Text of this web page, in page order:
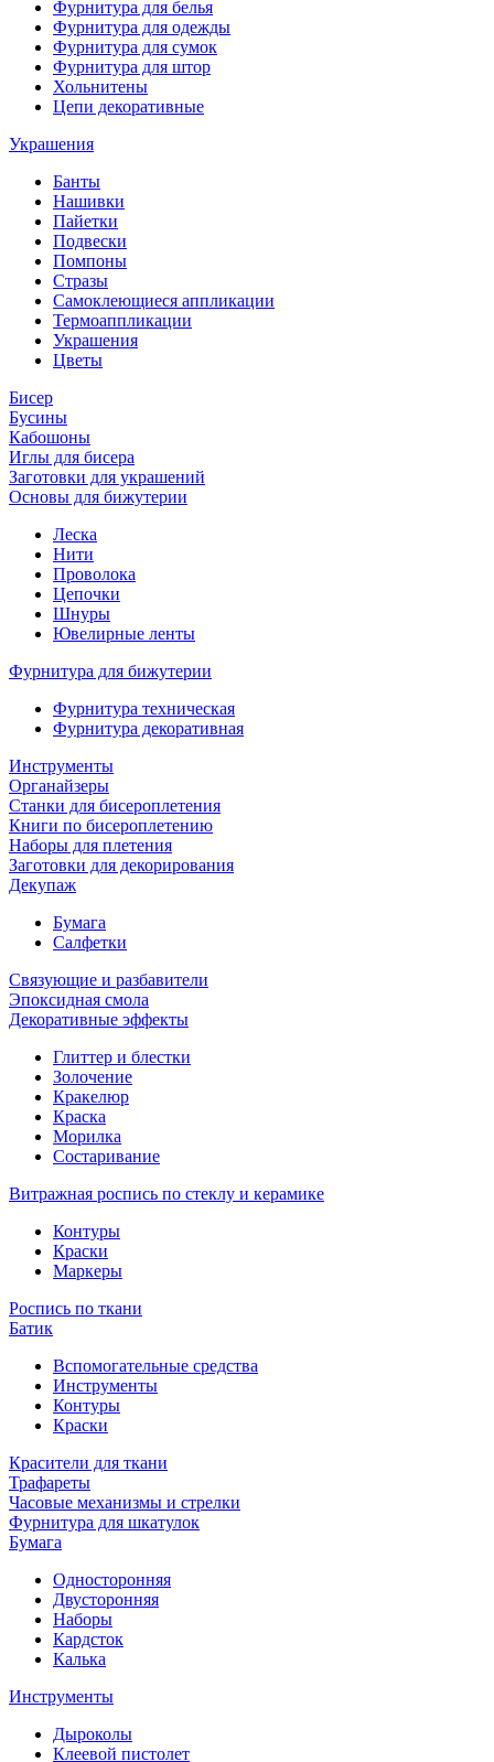
Фурнитура для белья
Фурнитура для одежды
Фурнитура для сумок
Фурнитура для штор
Хольнитены
Цепи декоративные
Украшения
Банты
Нашивки
Пайетки
Подвески
Помпоны
Стразы
Самоклеющиеся аппликации
Термоаппликации
Украшения
Цветы
Бисер
Бусины
Кабошоны
Иглы для бисера
Заготовки для украшений
Основы для бижутерии
Леска
Нити
Проволока
Цепочки
Шнуры
Ювелирные ленты
Фурнитура для бижутерии
Фурнитура техническая
Фурнитура декоративная
Инструменты
Органайзеры
Станки для бисероплетения
Книги по бисероплетению
Наборы для плетения
Заготовки для декорирования
Декупаж
Бумага
Салфетки
Связующие и разбавители
Эпоксидная смола
Декоративные эффекты
Глиттер и блестки
Золочение
Кракелюр
Краска
Морилка
Состаривание
Витражная роспись по стеклу и керамике
Контуры
Краски
Маркеры
Роспись по ткани
Батик
Вспомогательные средства
Инструменты
Контуры
Краски
Красители для ткани
Трафареты
Часовые механизмы и стрелки
Фурнитура для шкатулок
Бумага
Односторонняя
Двусторонняя
Наборы
Кардсток
Калька
Инструменты
Дыроколы
Клеевой пистолет